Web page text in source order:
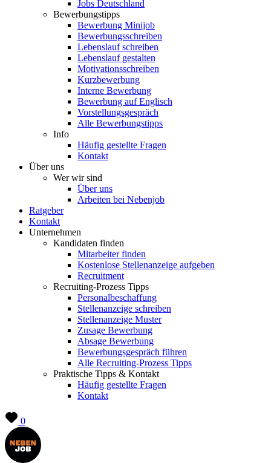
Jobs Deutschland
Bewerbungstipps
Bewerbung Minijob
Bewerbungsschreiben
Lebenslauf schreiben
Lebenslauf gestalten
Motivationsschreiben
Kurzbewerbung
Interne Bewerbung
Bewerbung auf Englisch
Vorstellungsgespräch
Alle Bewerbungstipps
Info
Häufig gestellte Fragen
Kontakt
Über uns
Wer wir sind
Über uns
Arbeiten bei Nebenjob
Ratgeber
Kontakt
Unternehmen
Kandidaten finden
Mitarbeiter finden
Kostenlose Stellenanzeige aufgeben
Recruitment
Recruiting-Prozess Tipps
Personalbeschaffung
Stellenanzeige schreiben
Stellenanzeige Muster
Zusage Bewerbung
Absage Bewerbung
Bewerbungsgespräch führen
Alle Recruiting-Prozess Tipps
Praktische Tipps & Kontakt
Häufig gestellte Fragen
Kontakt
0